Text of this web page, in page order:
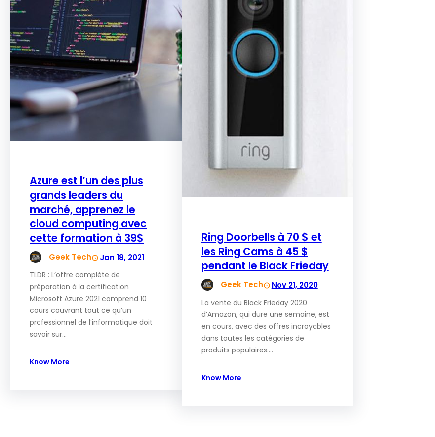
Azure est l’un des plus
grands leaders du
marché, apprenez le
cloud computing avec
cette formation à 39$
Geek Tech Jan 18, 2021
TLDR : L’offre complète de
préparation à la certification
Microsoft Azure 2021 comprend 10
cours couvrant tout ce qu’un
professionnel de l’informatique doit
savoir sur…
Know More
Ring Doorbells à 70 $ et
les Ring Cams à 45 $
pendant le Black Frieday
Geek Tech Nov 21, 2020
La vente du Black Frieday 2020
d’Amazon, qui dure une semaine, est
en cours, avec des offres incroyables
dans toutes les catégories de
produits populaires.…
Know More